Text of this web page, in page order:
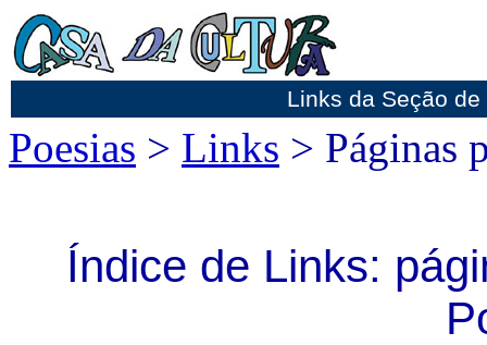
Links da Seção
Poesias > Links > Páginas
Índice de Links: